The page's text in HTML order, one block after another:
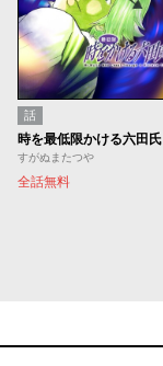
話
時を最低限かける六田氏
すがぬまたつや
全話無料